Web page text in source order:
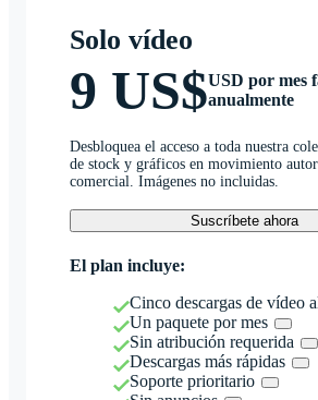
Solo vídeo
9 US$USD por mes
anualmente
Desbloquea el acceso a toda nuestra
de stock y gráficos en movimiento
comercial. Imágenes no incluidas.
Suscríbete ahora
El plan incluye:
Cinco descargas de vídeo
Un paquete por mes
Sin atribución requerida
Descargas más rápidas
Soporte prioritario